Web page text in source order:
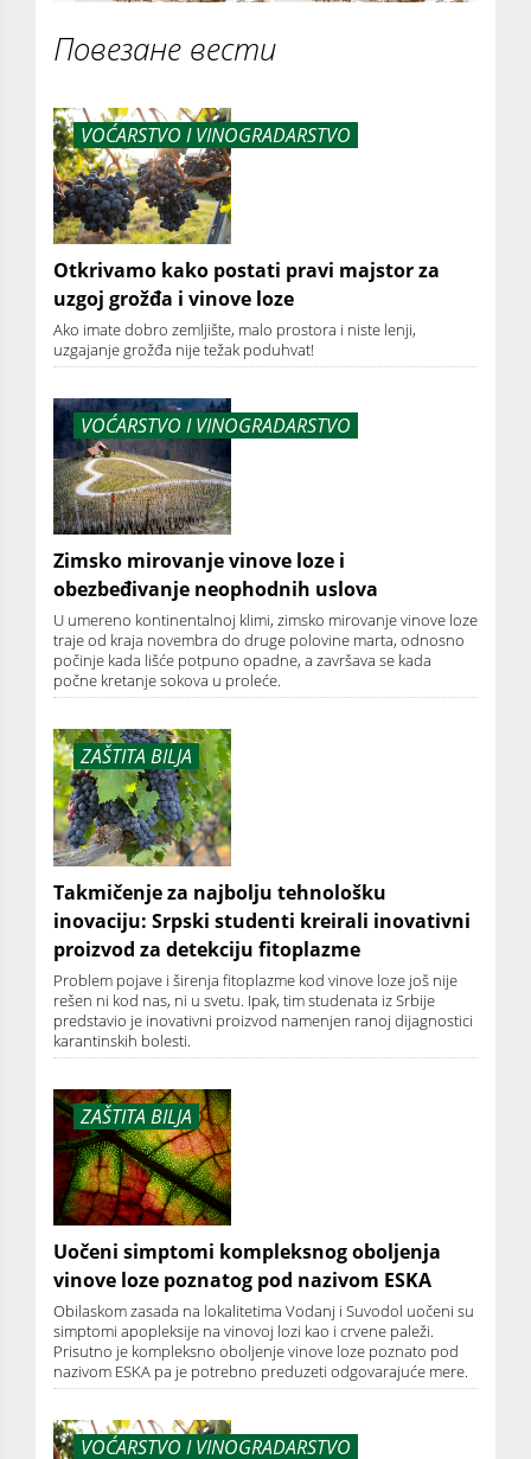
Повезане вести
VOĆARSTVO I VINOGRADARSTVO
Otkrivamo kako postati pravi majstor za
uzgoj grožđa i vinove loze
Ako imate dobro zemljište, malo prostora i niste lenji,
uzgajanje grožđa nije težak poduhvat!
VOĆARSTVO I VINOGRADARSTVO
Zimsko mirovanje vinove loze i
obezbeđivanje neophodnih uslova
U umereno kontinentalnoj klimi, zimsko mirovanje vinove loze
traje od kraja novembra do druge polovine marta, odnosno
počinje kada lišće potpuno opadne, a završava se kada
počne kretanje sokova u proleće.
ZAŠTITA BILJA
Takmičenje za najbolju tehnološku
inovaciju: Srpski studenti kreirali inovativni
proizvod za detekciju fitoplazme
Problem pojave i širenja fitoplazme kod vinove loze još nije
rešen ni kod nas, ni u svetu. Ipak, tim studenata iz Srbije
predstavio je inovativni proizvod namenjen ranoj dijagnostici
karantinskih bolesti.
ZAŠTITA BILJA
Uočeni simptomi kompleksnog oboljenja
vinove loze poznatog pod nazivom ESKA
Obilaskom zasada na lokalitetima Vodanj i Suvodol uočeni su
simptomi apopleksije na vinovoj lozi kao i crvene paleži.
Prisutno je kompleksno oboljenje vinove loze poznato pod
nazivom ESKA pa je potrebno preduzeti odgovarajuće mere.
VOĆARSTVO I VINOGRADARSTVO